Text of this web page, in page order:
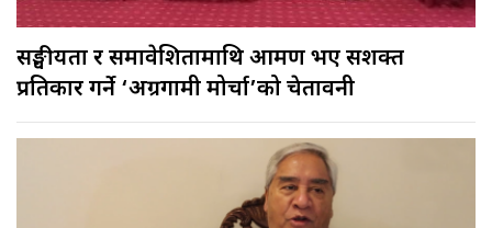
सङ्घीयता र समावेशितामाथि आक्रमण भए सशक्त
प्रतिकार गर्ने ‘अग्रगामी मोर्चा’को चेतावनी